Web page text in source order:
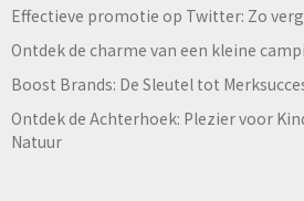
Effectieve promotie op Twitter: Zo
Ontdek de charme van een kleine
Boost Brands: De Sleutel tot
Ontdek de Achterhoek: Plezier voor
Natuur